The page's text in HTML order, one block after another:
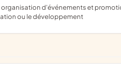
ou le développement